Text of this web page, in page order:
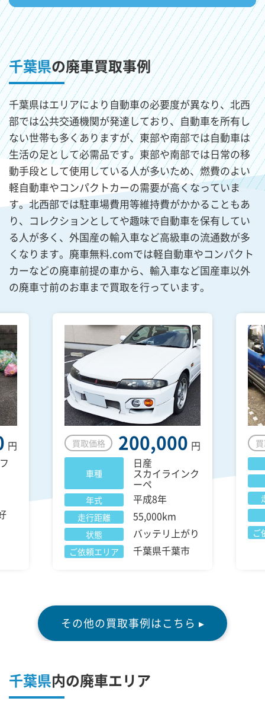
千葉県の廃車買取事例
千葉県はエリアにより自動車の必要度が異なり、北西
部では公共交通機関が発達しており、自動車を所有し
ない世帯も多くありますが、東部や南部では自動車は
生活の足として必需品です。東部や南部では日常の移
動手段として使用している人が多いため、燃費のよい
軽自動車やコンパクトカーの需要が高くなっていま
す。北西部では駐車場費用等維持費がかかることもあ
り、コレクションとしてや趣味で自動車を保有してい
る人が多く、外国産の輸入車など高級車の流通数が多
くなります。廃車無料.comでは軽自動車やコンパクト
カーなどの廃車前提の車から、輸入車など国産車以外
の廃車寸前のお車まで買取を行っています。
円
買取価格 200,000 円
車種
日産
スカイラインク
ーペ
年式 平成8年
走行距離 55,000km
状態 バッテリ上がり
ご依頼エリア 千葉県千葉市
ご
その他の買取事例はこちら ▸
千葉県内の廃車エリア